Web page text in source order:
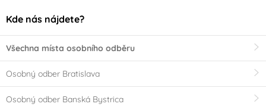
Kde nás nájdete?
Všechna místa osobního odběru
Osobný odber Bratislava
Osobný odber Banská Bystrica